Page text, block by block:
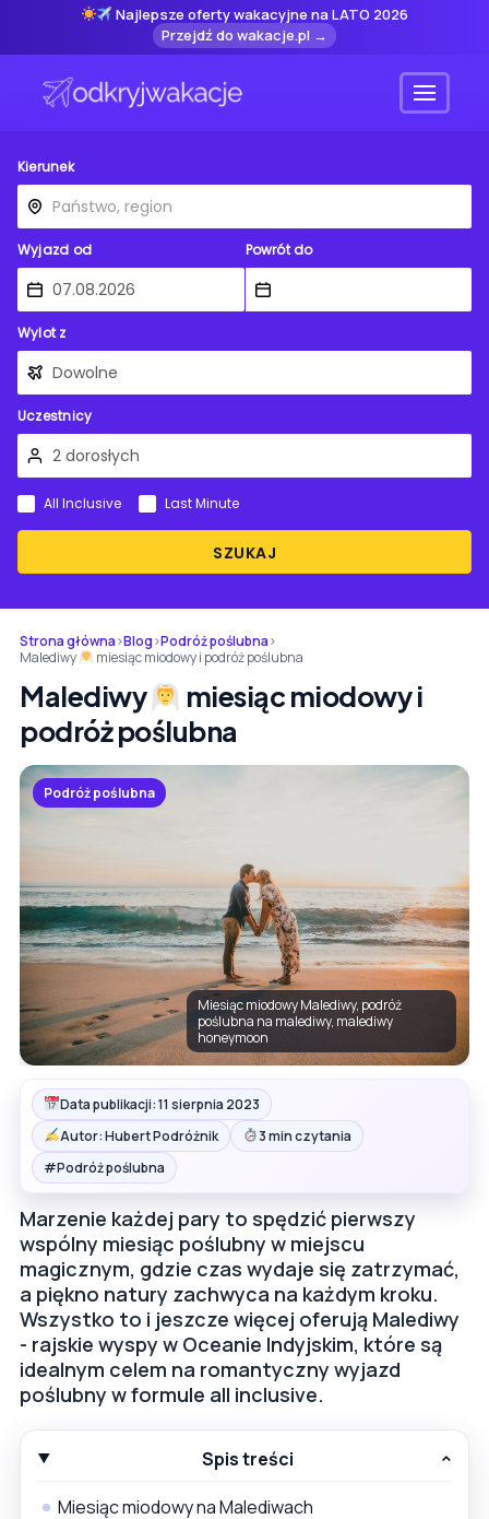
Najlepsze oferty wakacyjne na LATO 2026
Przejdź do wakacje.pl →
Menu
Kierunek
Wyjazd od Powrót do
Wylot z
Uczestnicy
SZUKAJ
All Inclusive Last Minute
Strona główna›Blog›Podróż poślubna›
Malediwy
miesiąc miodowy i podróż poślubna
Malediwy
miesiąc miodowy i
podróż poślubna
Podróż poślubna
Miesiąc miodowy Malediwy, podróż
poślubna na malediwy, malediwy
honeymoon
Data publikacji: 11 sierpnia 2023
Autor: Hubert Podróżnik
3 min czytania
#Podróż poślubna
Marzenie każdej pary to spędzić pierwszy
wspólny miesiąc poślubny w miejscu
magicznym, gdzie czas wydaje się zatrzymać,
a piękno natury zachwyca na każdym kroku.
Wszystko to i jeszcze więcej oferują Malediwy
- rajskie wyspy w Oceanie Indyjskim, które są
idealnym celem na romantyczny wyjazd
poślubny w formule all inclusive.
Spis treści
Miesiąc miodowy na Malediwach